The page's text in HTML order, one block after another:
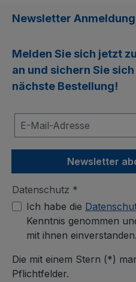
Newsletter Anmeldung
Melden Sie sich jetzt
an und sichern Sie sich
nächste Bestellung!
Newsletter
Datenschutz *
Ich habe die
Kenntnis genommen
mit ihnen einverstanden.
Die mit einem Stern (*)
Pflichtfelder.